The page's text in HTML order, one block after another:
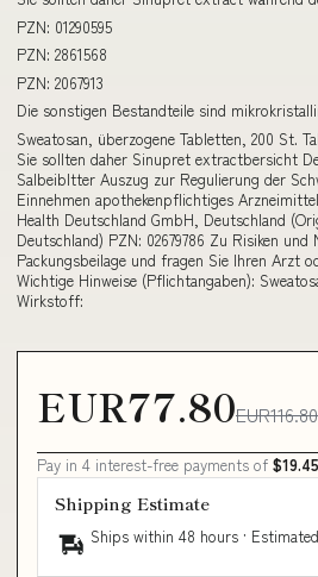
PZN: 01290595
PZN: 2861568
PZN: 2067913
Die sonstigen Bestandteile sind
Sweatosan, überzogene Tabletten, 200 St.
Sie sollten daher Sinupret extractbersicht
Salbeibltter Auszug zur Regulierung der
Einnehmen apothekenpflichtiges
Health Deutschland GmbH, Deutschland
Deutschland) PZN: 02679786 Zu Risiken
Packungsbeilage und fragen Sie Ihren Arzt
Wichtige Hinweise (Pflichtangaben):
Wirkstoff:
EUR77.80EUR116.80
Pay in 4 interest-free payments of $19.45
Shipping Estimate
Ships within 48 hours ·